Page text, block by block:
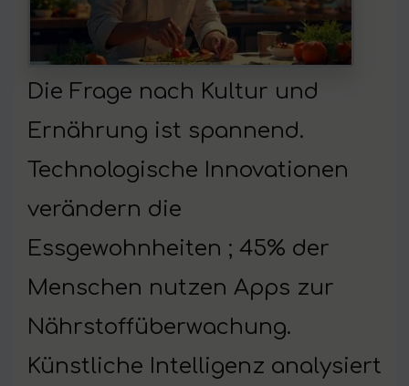
Die Frage nach Kultur und
Ernährung ist spannend.
Technologische Innovationen
verändern die
Essgewohnheiten ; 45% der
Menschen nutzen Apps zur
Nährstoffüberwachung.
Künstliche Intelligenz analysiert